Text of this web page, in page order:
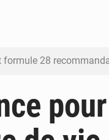
28 recommandations sur le
pour renforcer la
pour